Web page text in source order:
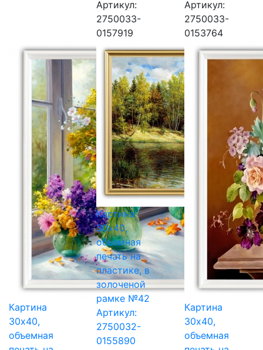
Артикул:
2750033-
0157919
Артикул:
2750033-
0153764
Картина
30х40,
объемная
Картина
30х40,
объемная
печать на
пластике, в
золоченой
рамке №42
Артикул:
2750032-
0155890
Картина
30х40,
объемная